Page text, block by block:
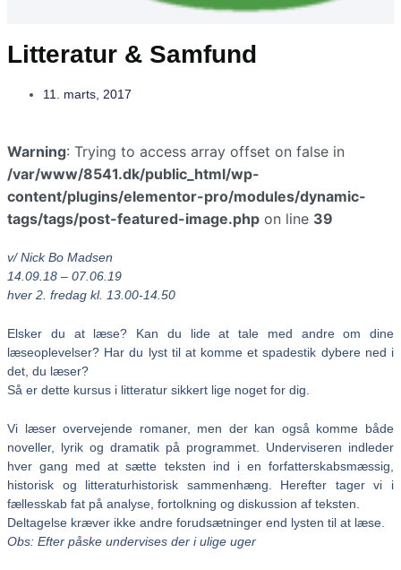
Litteratur & Samfund
11. marts, 2017
Warning: Trying to access array offset on false in
/var/www/8541.dk/public_html/wp-
content/plugins/elementor-pro/modules/dynamic-
tags/tags/post-featured-image.php on line 39
v/ Nick Bo Madsen
14.09.18 – 07.06.19
hver 2. fredag kl. 13.00-14.50
Elsker du at læse? Kan du lide at tale med andre om dine
læseoplevelser? Har du lyst til at komme et spadestik dybere ned i
det, du læser?
Så er dette kursus i litteratur sikkert lige noget for dig.
Vi læser overvejende romaner, men der kan også komme både
noveller, lyrik og dramatik på programmet. Underviseren indleder
hver gang med at sætte teksten ind i en forfatterskabsmæssig,
historisk og litteraturhistorisk sammenhæng. Herefter tager vi i
fællesskab fat på analyse, fortolkning og diskussion af teksten.
Deltagelse kræver ikke andre forudsætninger end lysten til at læse.
Obs: Efter påske undervises der i ulige uger